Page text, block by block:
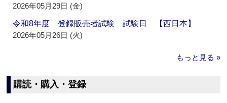
2026年05月29日 (金)
令和8年度 登録販売者試験 試験日 【西日本】
2026年05月26日 (火)
もっと見る »
購読・購入・登録